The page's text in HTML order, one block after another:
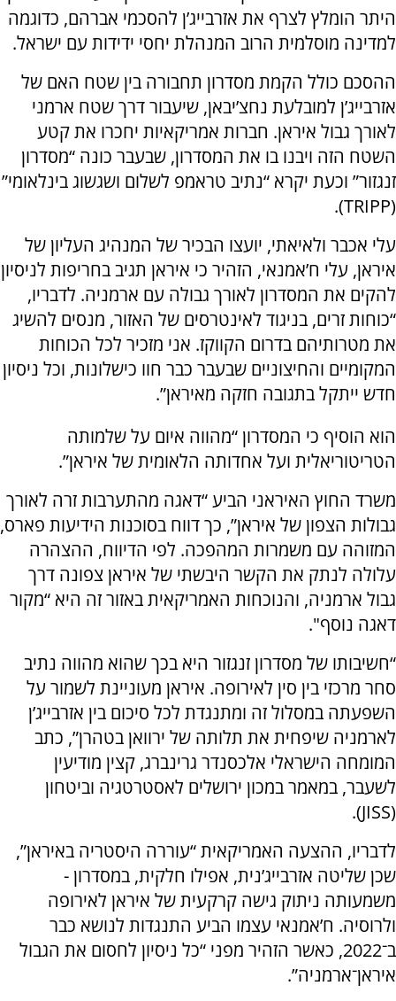
היתר הומלץ לצרף את אזרבייג’ן להסכמי אברהם, כדוגמה
למדינה מוסלמית הרוב המנהלת יחסי ידידות עם ישראל.
ההסכם כולל הקמת מסדרון תחבורה בין שטח האם של
אזרבייג’ן למובלעת נחצ’יבאן, שיעבור דרך שטח ארמני
לאורך גבול איראן. חברות אמריקאיות יחכרו את קטע
השטח הזה ויבנו בו את המסדרון, שבעבר כונה “מסדרון
זנגזור” וכעת יקרא “נתיב טראמפ לשלום ושגשוג בינלאומי”
(TRIPP).
עלי אכבר ולאיאתי, יועצו הבכיר של המנהיג העליון של
איראן, עלי ח’אמנאי, הזהיר כי איראן תגיב בחריפות לניסיון
להקים את המסדרון לאורך גבולה עם ארמניה. לדבריו,
“כוחות זרים, בניגוד לאינטרסים של האזור, מנסים להשיג
את מטרותיהם בדרום הקווקז. אני מזכיר לכל הכוחות
המקומיים והחיצוניים שבעבר כבר חוו כישלונות, וכל ניסיון
חדש ייתקל בתגובה חזקה מאיראן”.
הוא הוסיף כי המסדרון “מהווה איום על שלמותה
הטריטוריאלית ועל אחדותה הלאומית של איראן”.
משרד החוץ האיראני הביע “דאגה מהתערבות זרה לאורך
גבולות הצפון של איראן”, כך דווח בסוכנות הידיעות פארס,
המזוהה עם משמרות המהפכה. לפי הדיווח, ההצהרה
עלולה לנתק את הקשר היבשתי של איראן צפונה דרך
גבול ארמניה, והנוכחות האמריקאית באזור זה היא “מקור
דאגה נוסף".
“חשיבותו של מסדרון זנגזור היא בכך שהוא מהווה נתיב
סחר מרכזי בין סין לאירופה. איראן מעוניינת לשמור על
השפעתה במסלול זה ומתנגדת לכל סיכום בין אזרבייג’ן
לארמניה שיפחית את תלותה של ירוואן בטהרן”, כתב
המומחה הישראלי אלכסנדר גרינברג, קצין מודיעין
לשעבר, במאמר במכון ירושלים לאסטרטגיה וביטחון
(JISS).
לדבריו, ההצעה האמריקאית “עוררה היסטריה באיראן”,
שכן שליטה אזרבייג’נית, אפילו חלקית, במסדרון -
משמעותה ניתוק גישה קרקעית של איראן לאירופה
ולרוסיה. ח’אמנאי עצמו הביע התנגדות לנושא כבר
ב־2022, כאשר הזהיר מפני “כל ניסיון לחסום את הגבול
איראן־ארמניה”.